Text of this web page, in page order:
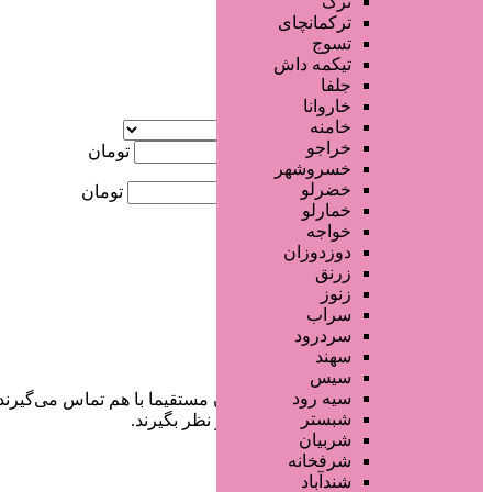
ترکمانچای
تسوج
تیکمه داش
جلفا
خاروانا
خامنه
خراجو
خسروشهر
خضرلو
خمارلو
خواجه
دوزدوزان
زرنق
زنوز
سراب
سردرود
سهند
سیس
سیه رود
شبستر
شربیان
شرفخانه
شندآباد
آگهی ویژه
کمترین قیمت
تومان
بیشترین قیمت تومان
در سایت تبلیغاتی مرکز زیبایی کاربران مستقیما با هم تماس
خودشان جنبه‌های مختلف امنیتی را در نظر بگیرند.